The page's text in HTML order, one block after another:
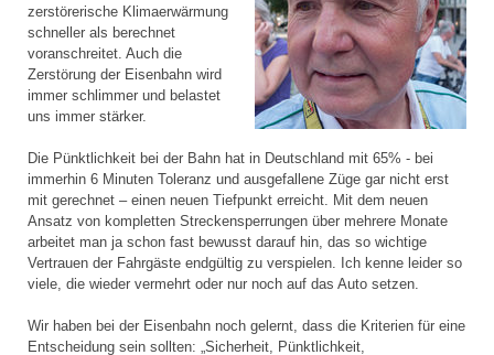
zerstörerische Klimaerwärmung
schneller als berechnet
voranschreitet. Auch die
Zerstörung der Eisenbahn wird
immer schlimmer und belastet
uns immer stärker.
Die Pünktlichkeit bei der Bahn hat in Deutschland mit 65% - bei
immerhin 6 Minuten Toleranz und ausgefallene Züge gar nicht erst
mit gerechnet – einen neuen Tiefpunkt erreicht. Mit dem neuen
Ansatz von kompletten Streckensperrungen über mehrere Monate
arbeitet man ja schon fast bewusst darauf hin, das so wichtige
Vertrauen der Fahrgäste endgültig zu verspielen. Ich kenne leider so
viele, die wieder vermehrt oder nur noch auf das Auto setzen.
Wir haben bei der Eisenbahn noch gelernt, dass die Kriterien für eine
Entscheidung sein sollten: „Sicherheit, Pünktlichkeit,